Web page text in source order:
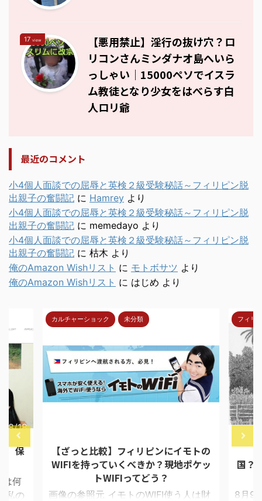
17 view
【悪用禁止】淫行の抜け穴？ロ
リコンさんミンダナオ島へいら
っしゃい｜15000ペソでイスラ
ム教徒となり少女をはべらす白
人ロリ爺
最近のコメント
小4個人面談での屈辱と英検２級受験秘話～フィリピン脱
出親子の奮闘記 に Hamrey より
小4個人面談での屈辱と英検２級受験秘話～フィリピン脱
出親子の奮闘記 に memedayo より
小4個人面談での屈辱と英検２級受験秘話～フィリピン脱
出親子の奮闘記 に 枯木 より
俺のAmazon Wishリスト に モトボサツ より
俺のAmazon Wishリスト に はじめ より
8/18
保
は何
私の
カルチャーショック 未分類
【ざっと比較】フィリピンにイモトの
WIFIを持っていくべきか？現地ポケッ
トWIFIってどう？
画像の参照元 イモトのWIFI使う人は財
フィリ
【
国？
8月9